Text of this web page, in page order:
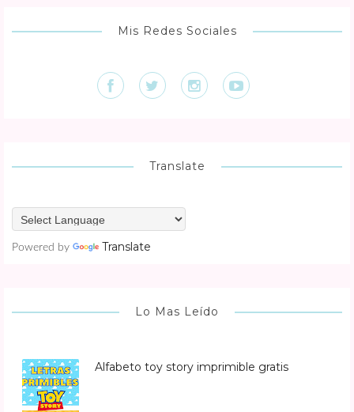
Mis Redes Sociales
Translate
Powered by Translate
Lo Mas Leído
Alfabeto toy story imprimible gratis